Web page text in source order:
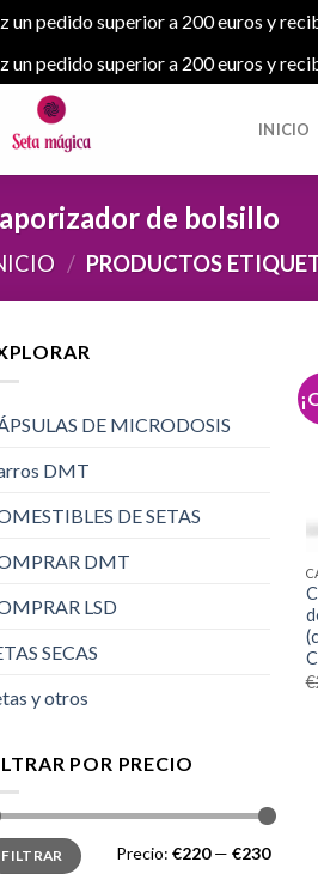
un pedido superior a 200 euros y
un pedido superior a 200 euros y
INICIO
de bolsillo
/ PRODUCTOS
DE MICRODOSIS
DMT
DE SETAS
DMT
LSD
SECAS
y otros
POR PRECIO
FILTRAR Precio: €220— €230
€